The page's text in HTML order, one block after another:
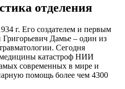
отделения
г. Его создателем и первым
Дамье – один из
Сегодня
медицины катастроф НИИ
современных в мире и
помощь более чем 4300